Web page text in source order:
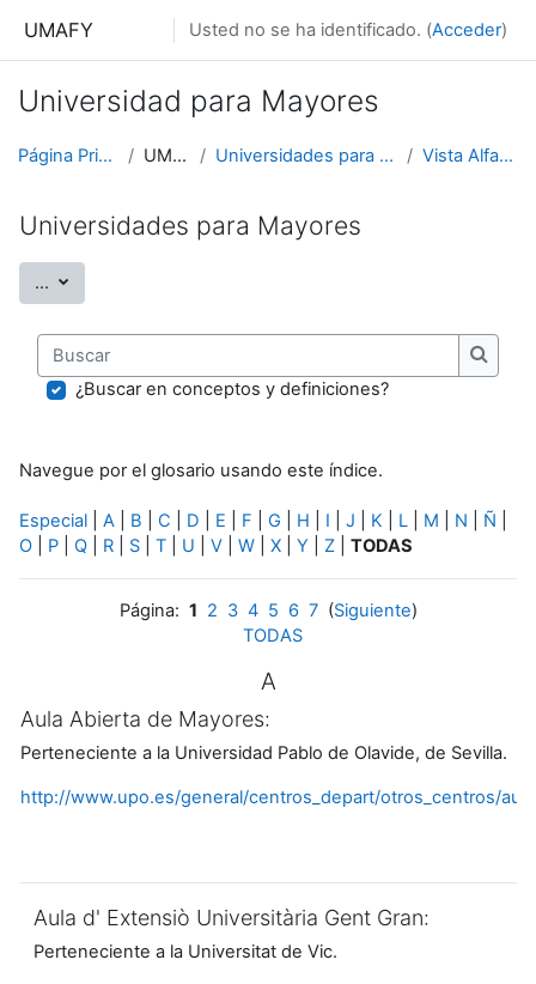
UMAFY Usted no se ha identificado. (Acceder)
Universidad para Mayores
Página Principal UMAFY Universidades para Mayores Vista Alfabética
Universidades para Mayores
... Exportar entradas
Buscar
Buscar
¿Buscar en conceptos y definiciones?
Navegue por el glosario usando este índice.
Especial A B C D E F G H I J K L M N Ñ
O
P Q R S T U V W X Y Z TODAS
Página: 1 2 3 4 5 6 7(Siguiente)
TODAS
A
Aula Abierta de Mayores:
Perteneciente a la Universidad Pablo de Olavide, de Sevilla.
http://www.upo.es/general/centros_depart/otros_centros/
Aula d' Extensiò Universitària Gent Gran:
Perteneciente a la Universitat de Vic.